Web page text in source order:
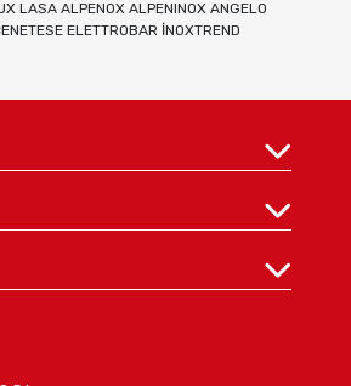
LASA ALPENOX ALPENINOX ANGELO
ELETTROBAR İNOXTREND